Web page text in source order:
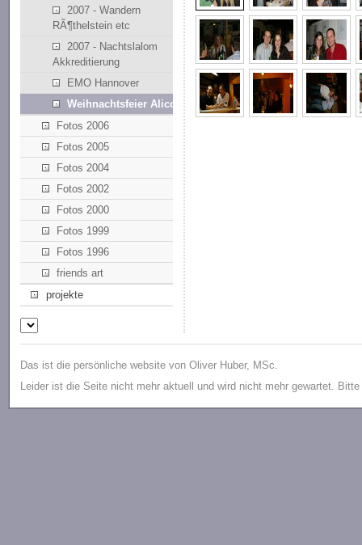
2007 - Wandern
RÃ¶thelstein etc
2007 - Nachtslalom
Akkreditierung
EMO Hannover
Weihnachtsfeier Alicona
Fotos 2006
Fotos 2005
Fotos 2004
Fotos 2002
Fotos 2000
Fotos 1999
Fotos 1996
friends art
projekte
Das ist die persönliche website von Oliver Huber, MSc.
Leider ist die Seite nicht mehr aktuell und wird nicht mehr gewartet.